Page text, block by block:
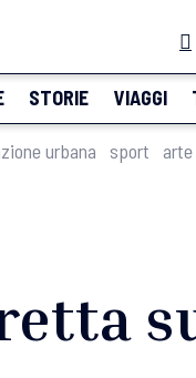
STORIE VIAGGI
urbana sport arte